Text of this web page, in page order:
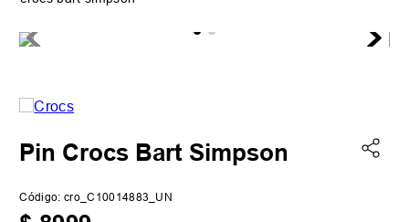
Pin Crocs Bart Simpson
Código: cro_C10014883_UN